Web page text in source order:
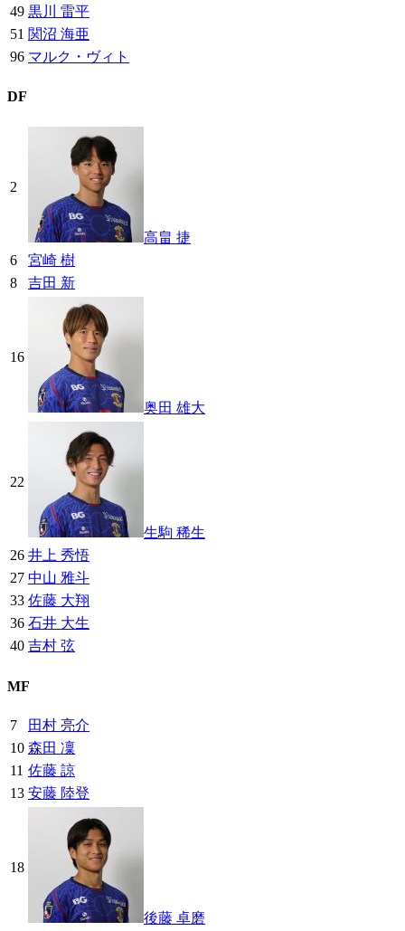
49 黒川 雷平
51 関沼 海亜
96 マルク・ヴィト
DF
2
高畠 捷
6
宮崎 樹
8
吉田 新
16
奥田 雄大
22
生駒 稀生
26 井上 秀悟
27 中山 雅斗
33 佐藤 大翔
36 石井 大生
40 吉村 弦
MF
7
田村 亮介
10 森田 凜
11 佐藤 諒
13 安藤 陸登
18
後藤 卓磨